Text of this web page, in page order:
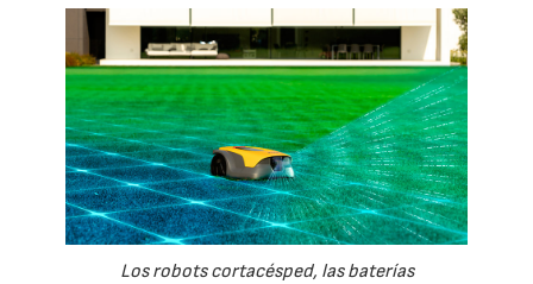
Los robots cortacésped, las baterías